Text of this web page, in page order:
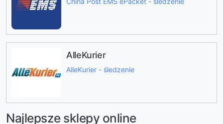
AlleKurier
AlleKurier - śledzenie
Najlepsze sklepy online